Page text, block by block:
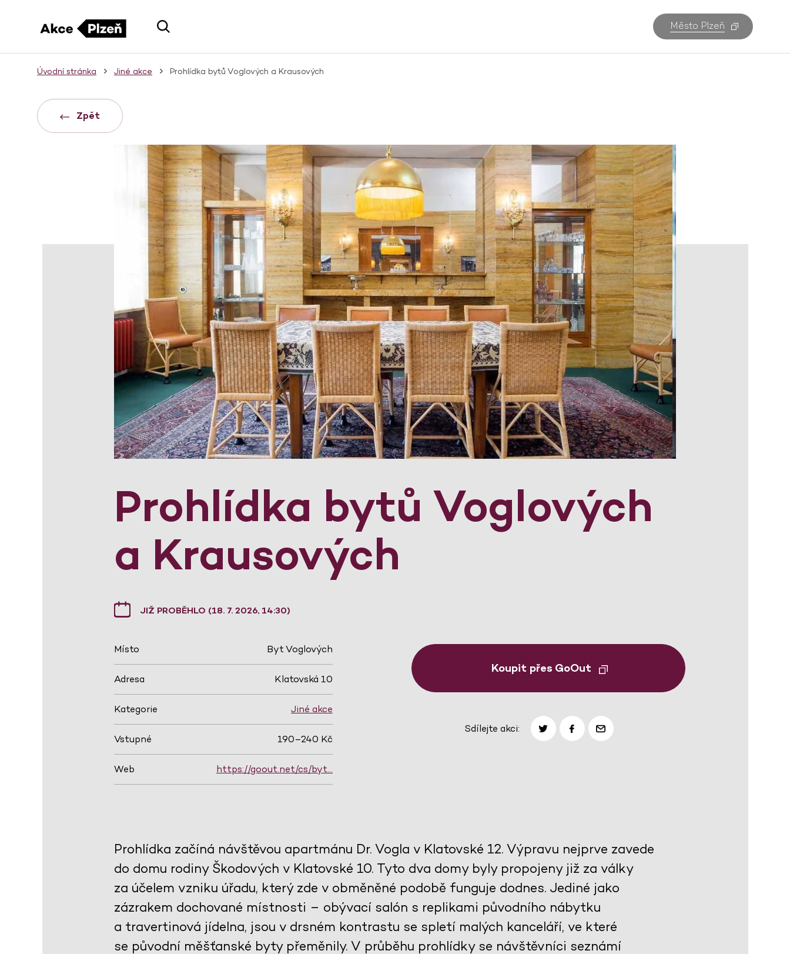
Město Plzeň
Úvodní stránka Jiné akce Prohlídka bytů Voglových a Krausových
Zpět
Prohlídka bytů Voglových
a Krausových
JIŽ PROBĚHLO (18. 7. 2026, 14:30)
Místo Byt Voglových
Adresa Klatovská 10
Kategorie Jiné akce
Vstupné 190–240 Kč
Web https://goout.net/cs/byt…
Koupit přes GoOut
Sdílejte akci:
Prohlídka začíná návštěvou apartmánu Dr. Vogla v Klatovské 12. Výpravu nejprve zavede
do domu rodiny Škodových v Klatovské 10. Tyto dva domy byly propojeny již za války
za účelem vzniku úřadu, který zde v obměněné podobě funguje dodnes. Jediné jako
zázrakem dochované místnosti – obývací salón s replikami původního nábytku
a travertinová jídelna, jsou v drsném kontrastu se spletí malých kanceláří, ve které
se původní měšťanské byty přeměnily. V průběhu prohlídky se návštěvníci seznámí